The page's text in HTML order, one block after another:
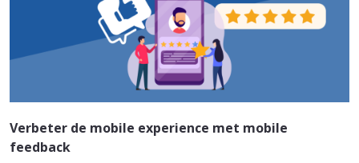
Verbeter de mobile experience met mobile
feedback